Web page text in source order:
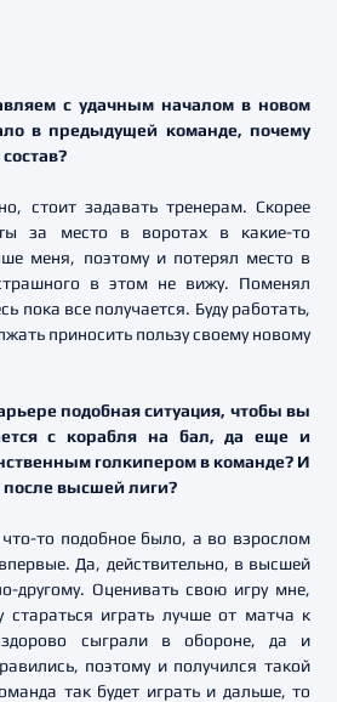
с удачным началом в новом
в предыдущей команде, почему
стоит задавать тренерам. Скорее
за место в воротах в какие-то
меня, поэтому и потерял место в
в этом не вижу. Поменял
пока все получается. Буду работать,
приносить пользу своему новому
подобная ситуация, чтобы вы
с корабля на бал, да еще и
голкипером в команде? И
высшей лиги?
то подобное было, а во взрослом
Да, действительно, в высшей
другому. Оценивать свою игру мне,
стараться играть лучше от матча к
сыграли в обороне, да и
поэтому и получился такой
так будет играть и дальше, то